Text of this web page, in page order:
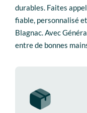
durables. Faites
fiable, personnalisé
Blagnac. Avec
entre de bonnes